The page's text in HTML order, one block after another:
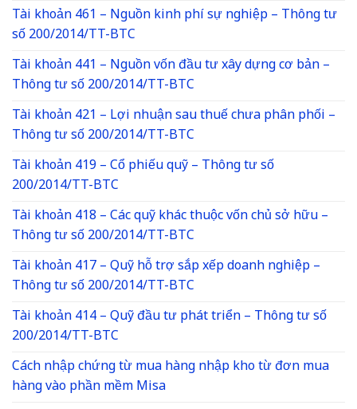
Tài khoản 461 – Nguồn kinh phí sự nghiệp – Thông tư
số 200/2014/TT-BTC
Tài khoản 441 – Nguồn vốn đầu tư xây dựng cơ bản –
Thông tư số 200/2014/TT-BTC
Tài khoản 421 – Lợi nhuận sau thuế chưa phân phối –
Thông tư số 200/2014/TT-BTC
Tài khoản 419 – Cổ phiếu quỹ – Thông tư số
200/2014/TT-BTC
Tài khoản 418 – Các quỹ khác thuộc vốn chủ sở hữu –
Thông tư số 200/2014/TT-BTC
Tài khoản 417 – Quỹ hỗ trợ sắp xếp doanh nghiệp –
Thông tư số 200/2014/TT-BTC
Tài khoản 414 – Quỹ đầu tư phát triển – Thông tư số
200/2014/TT-BTC
Cách nhập chứng từ mua hàng nhập kho từ đơn mua
hàng vào phần mềm Misa